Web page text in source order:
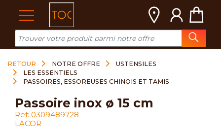
RETOUR NOTRE OFFRE
USTENSILES
LES ESSENTIELS
PASSOIRES, ESSOREUSES CHINOIS ET TAMIS
passoire inox ø 15 cm
Ref: 0309489728
LACOR
Cookies management panel